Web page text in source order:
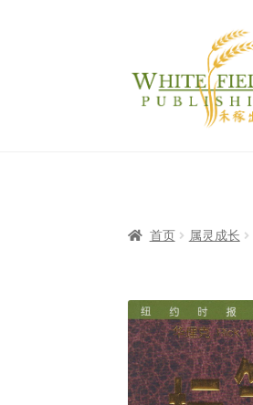
Skip
Skip
首页 属灵成长